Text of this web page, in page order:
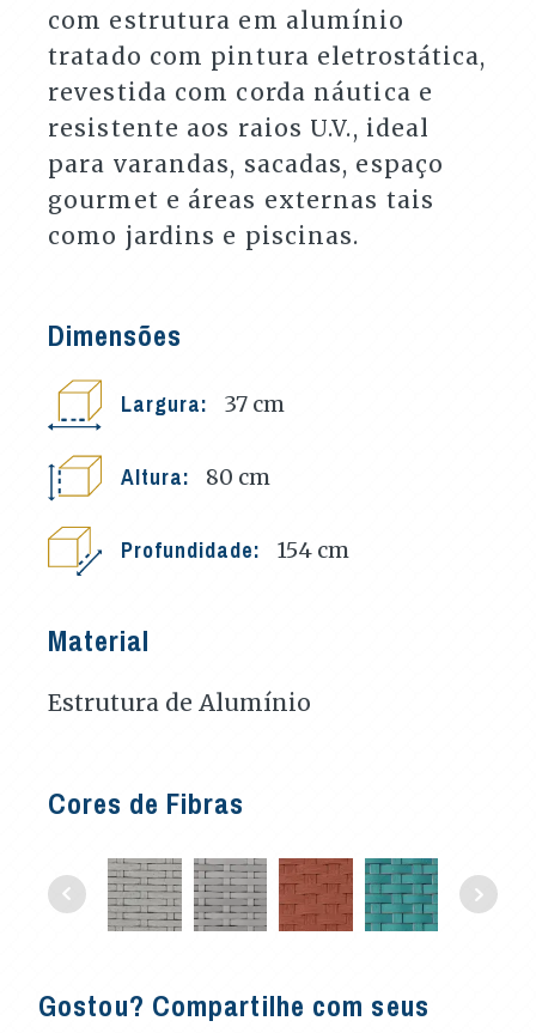
com estrutura em alumínio
tratado com pintura eletrostática,
revestida com corda náutica e
resistente aos raios U.V., ideal
para varandas, sacadas, espaço
gourmet e áreas externas tais
como jardins e piscinas.
Dimensões
Largura: 37 cm
Altura: 80 cm
Profundidade: 154 cm
Material
Estrutura de Alumínio
Cores de Fibras
Gostou? Compartilhe com seus